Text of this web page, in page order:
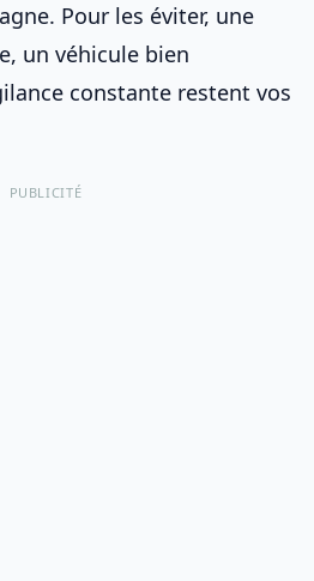
Pour les éviter, une
un véhicule bien
constante restent vos
PUBLICITÉ